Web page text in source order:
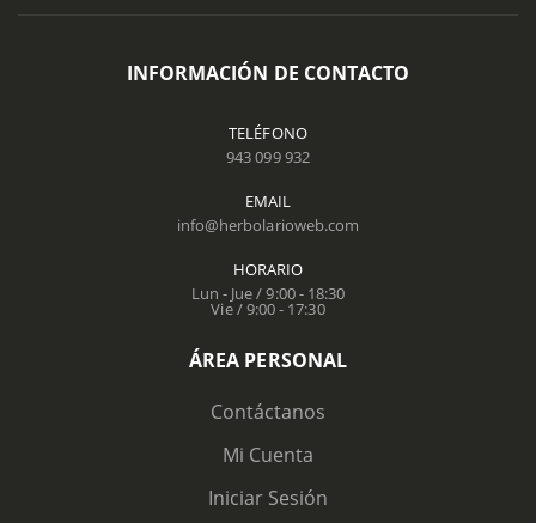
INFORMACIÓN DE CONTACTO
TELÉFONO
943 099 932
EMAIL
info@herbolarioweb.com
HORARIO
Lun - Jue / 9:00 - 18:30
Vie / 9:00 - 17:30
ÁREA PERSONAL
Contáctanos
Mi Cuenta
Iniciar Sesión